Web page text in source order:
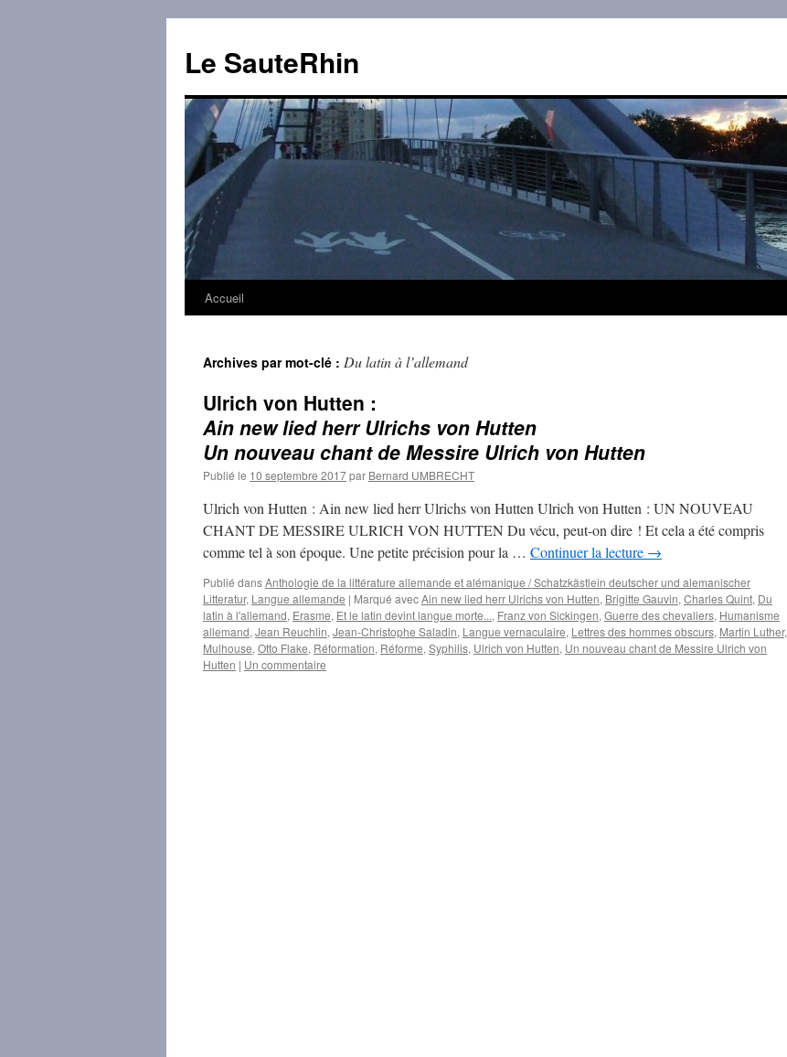
contenu
Le SauteRhin
Accueil
Archives par mot-clé : Du latin à l’allemand
Ulrich von Hutten :
Ain new lied herr Ulrichs von Hutten
Un nouveau chant de Messire Ulrich von Hutten
Publié le 10 septembre 2017par Bernard UMBRECHT
Ulrich von Hutten : Ain new lied herr Ulrichs von Hutten Ulrich von Hutten : UN NOUVEAU
CHANT DE MESSIRE ULRICH VON HUTTEN Du vécu, peut-on dire ! Et cela a été compris
comme tel à son époque. Une petite précision pour la … Continuer la lecture →
Publié dansAnthologie de la littérature allemande et alémanique / Schatzkästlein deutscher und alemanischer
Litteratur, Langue allemande | Marqué avecAin new lied herr Ulrichs von Hutten, Brigitte Gauvin, Charles Quint, Du
latin à l'allemand, Erasme, Et le latin devint langue morte..., Franz von Sickingen, Guerre des chevaliers, Humanisme
allemand, Jean Reuchlin, Jean-Christophe Saladin, Langue vernaculaire, Lettres des hommes obscurs, Martin Luther,
Mulhouse, Otto Flake, Réformation, Réforme, Syphilis, Ulrich von Hutten, Un nouveau chant de Messire Ulrich von
Hutten | Un commentaire